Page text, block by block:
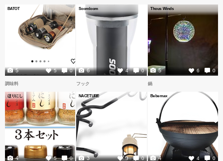
BATOT
5 0
5
Soomloom
4 0
6
Thous Winds
6 0
5
調味料
ほりにし
5 0
4
フック
NACETURE
3 0
3
鍋
Bebemax
4 0
4